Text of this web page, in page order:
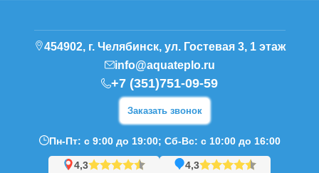
454902, г. Челябинск, ул. Гостевая 3, 1 этаж
info@aquateplo.ru
+7 (351)751-09-59
Заказать звонок
Пн-Пт: с 9:00 до 19:00; Сб-Вс: с 10:00 до 16:00
4,3 4,3